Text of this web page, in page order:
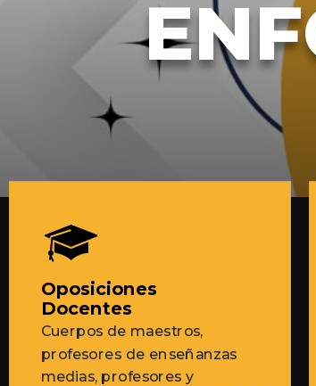
Oposiciones
Docentes
Cuerpos de maestros,
profesores de enseñanzas
medias, profesores y